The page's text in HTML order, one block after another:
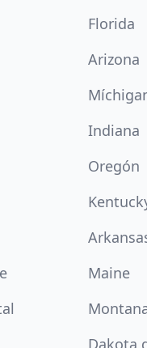
Florida
Arizona
Indiana
Oregón
Maine
Dakota